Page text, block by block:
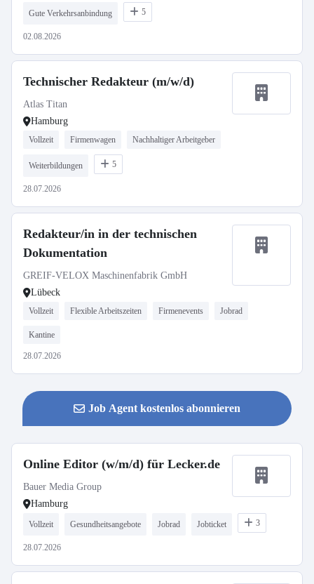
Gute Verkehrsanbindung 5
02.08.2026
Technischer Redakteur (m/w/d)
Atlas Titan
Hamburg
Vollzeit Firmenwagen Nachhaltiger Arbeitgeber
Weiterbildungen 5
28.07.2026
Redakteur/in in der technischen
Dokumentation
GREIF-VELOX Maschinenfabrik GmbH
Lübeck
Vollzeit Flexible Arbeitszeiten Firmenevents Jobrad
Kantine
28.07.2026
Job Agent kostenlos abonnieren
Online Editor (w/m/d) für Lecker.de
Bauer Media Group
Hamburg
Vollzeit Gesundheitsangebote Jobrad Jobticket 3
28.07.2026